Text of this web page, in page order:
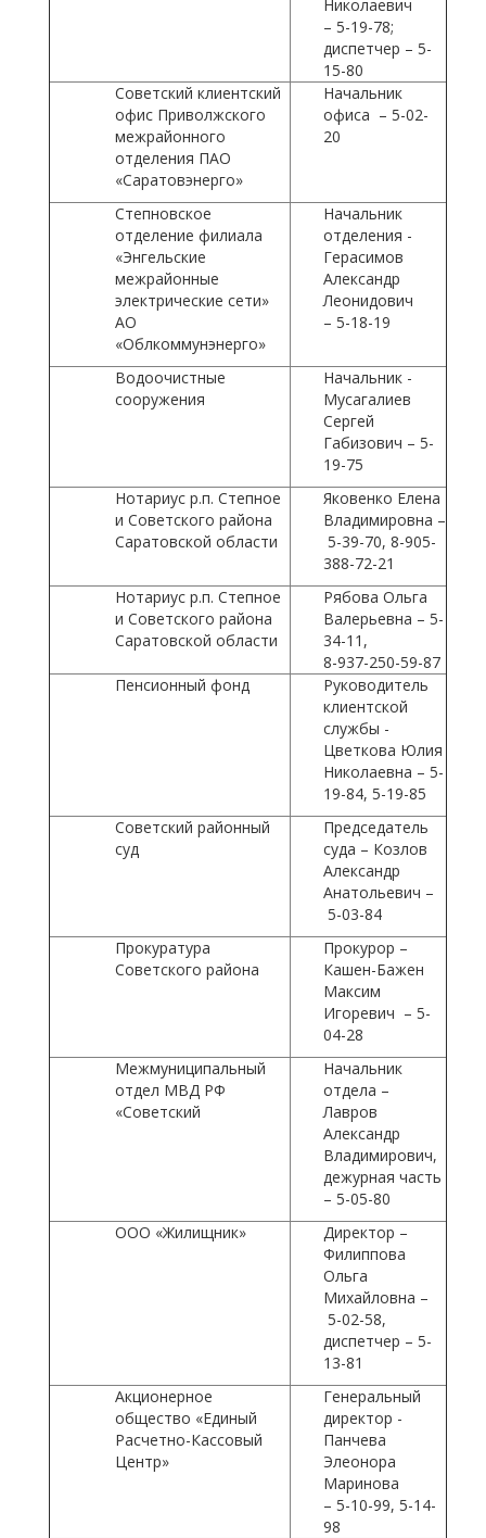
Николаевич
– 5-19-78;
диспетчер – 5-
15-80
Советский клиентский
офис Приволжского
межрайонного
отделения ПАО
«Саратовэнерго»
Начальник
офиса – 5-02-
20
Степновское
отделение филиала
«Энгельские
межрайонные
электрические сети»
АО
«Облкоммунэнерго»
Начальник
отделения -
Герасимов
Александр
Леонидович
– 5-18-19
Водоочистные
сооружения
Начальник -
Мусагалиев
Сергей
Габизович – 5-
19-75
Нотариус р.п. Степное
и Советского района
Саратовской области
Яковенко Елена
Владимировна –
5-39-70, 8-905-
388-72-21
Нотариус р.п. Степное
и Советского района
Саратовской области
Рябова Ольга
Валерьевна – 5-
34-11,
8-937-250-59-87
Пенсионный фонд
Руководитель
клиентской
службы -
Цветкова Юлия
Николаевна – 5-
19-84, 5-19-85
Советский районный
суд
Председатель
суда – Козлов
Александр
Анатольевич –
5-03-84
Прокуратура
Советского района
Прокурор –
Кашен-Бажен
Максим
Игоревич – 5-
04-28
Межмуниципальный
отдел МВД РФ
«Советский
Начальник
отдела –
Лавров
Александр
Владимирович,
дежурная часть
– 5-05-80
ООО «Жилищник»
Директор –
Филиппова
Ольга
Михайловна –
5-02-58,
диспетчер – 5-
13-81
Акционерное
общество «Единый
Расчетно-Кассовый
Центр»
Генеральный
директор -
Панчева
Элеонора
Маринова
– 5-10-99, 5-14-
98